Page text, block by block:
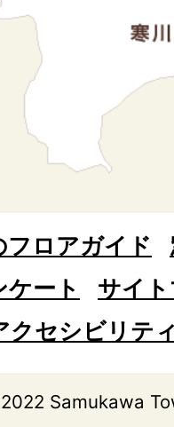
フロアガイド
ケート
サイ
クセシビリテ
Samukawa